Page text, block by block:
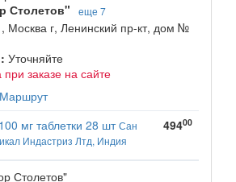
Столетов" еще 7
Москва г, Ленинский пр-кт, дом №
Уточняйте
заказе на сайте
Маршрут
мг таблетки 28 штСан
Индастриз Лтд, Индия
49400